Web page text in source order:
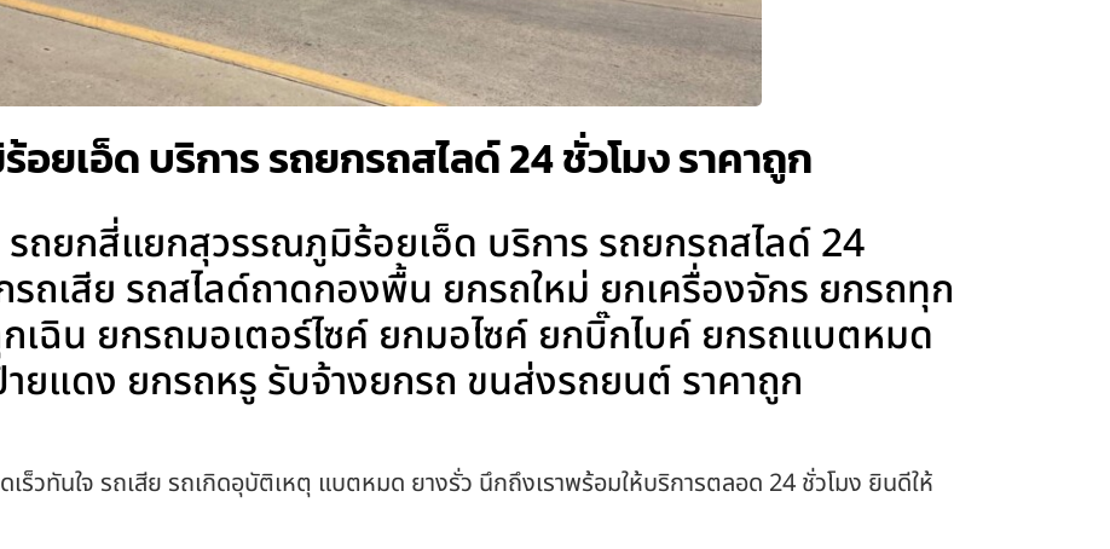
ยเอ็ด บริการ รถยกรถสไลด์ 24 ชั่วโมง ราคาถูก
ถยกสี่แยกสุวรรณภูมิร้อยเอ็ด บริการ รถยกรถสไลด์ 24
ถเสีย รถสไลด์ถาดกองพื้น ยกรถใหม่ ยกเครื่องจักร ยกรถทุก
เฉิน ยกรถมอเตอร์ไซค์ ยกมอไซค์ ยกบิ๊กไบค์ ยกรถแบตหมด
ยแดง ยกรถหรู รับจ้างยกรถ ขนส่งรถยนต์ ราคาถูก
ร็วทันใจ รถเสีย รถเกิดอุบัติเหตุ แบตหมด ยางรั่ว นึกถึงเราพร้อมให้บริการตลอด 24 ชั่วโมง ยินดีให้